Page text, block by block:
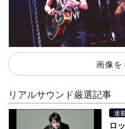
画像を
リアルサウンド厳選記事
連
ロ